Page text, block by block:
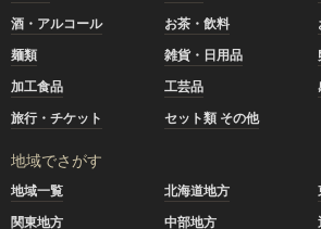
酒・アルコール
お茶・飲料
麺類
雑貨・日用品
加工食品
工芸品
旅行・チケット
セット類 その他
地域でさがす
地域一覧 北海道地方
関東地方
中部地方